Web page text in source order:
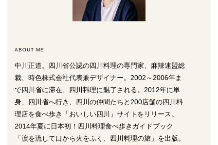
ABOUT ME
中川正道。四川省公認の四川料理の専門家、麻辣連盟総
裁、時色株式会社代表兼デザイナー。2002～2006年ま
で四川省に滞在、四川料理に魅了される。2012年に単
身、四川省へ行き、四川の仲間たちと200店舗の四川料
理店を食べ歩き「おいしい四川」サイトをリリース。
2014年夏に日本初！四川料理食べ歩きガイドブック
「涙を流して口から火をふく、四川料理の旅」を出版。